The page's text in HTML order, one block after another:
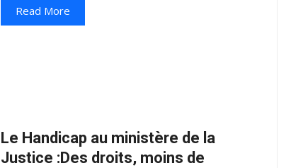
Read More
Le Handicap au ministère de la
Justice :Des droits, moins de